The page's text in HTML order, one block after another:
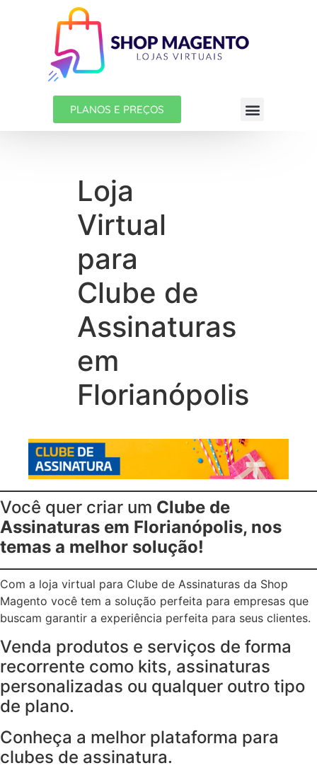
PLANOS E PREÇOS
Loja
Virtual
para
Clube de
Assinaturas
em
Florianópolis
Você quer criar um Clube de
Assinaturas em Florianópolis, nos
temas a melhor solução!
Com a loja virtual para Clube de Assinaturas da Shop
Magento você tem a solução perfeita para empresas que
buscam garantir a experiência perfeita para seus clientes.
Venda produtos e serviços de forma
recorrente como kits, assinaturas
personalizadas ou qualquer outro tipo
de plano.
Conheça a melhor plataforma para
clubes de assinatura.